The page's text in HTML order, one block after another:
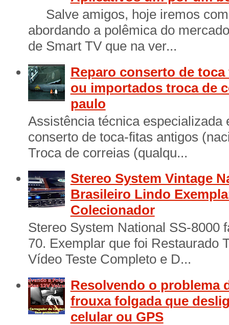
Salve amigos, hoje iremos
abordando a polêmica do
de Smart TV que na ver...
Reparo conserto de
ou importados troca de
paulo
Assistência técnica especializada
conserto de toca-fitas antigos
Troca de correias (qualqu...
Stereo System Vintage
Brasileiro Lindo
Colecionador
Stereo System National SS-8000
70. Exemplar que foi Restaurado
Vídeo Teste Completo e D...
Resolvendo o problema
frouxa folgada que
celular ou GPS